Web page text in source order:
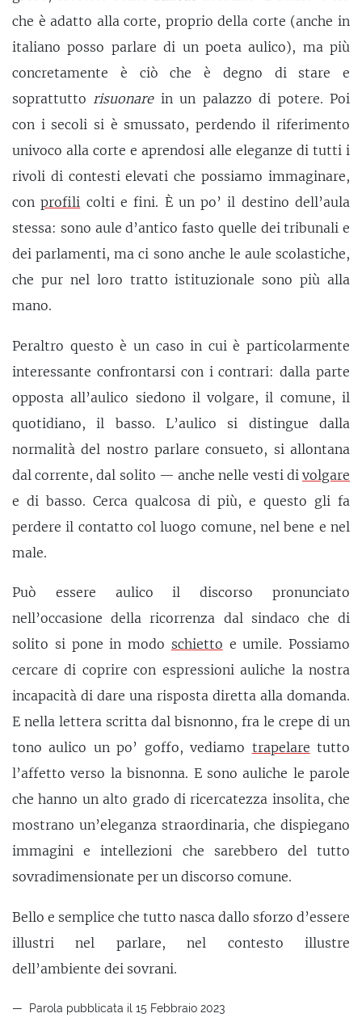
che è adatto alla corte, proprio della corte (anche in
italiano posso parlare di un poeta aulico), ma più
concretamente è ciò che è degno di stare e
soprattutto risuonarein un palazzo di potere. Poi
con i secoli si è smussato, perdendo il riferimento
univoco alla corte e aprendosi alle eleganze di tutti i
rivoli di contesti elevati che possiamo immaginare,
conprofili colti e fini. È un po’ il destino dell’aula
stessa: sono aule d’antico fasto quelle dei tribunali e
dei parlamenti, ma ci sono anche le aule scolastiche,
che pur nel loro tratto istituzionale sono più alla
mano.
Peraltro questo è un caso in cui è particolarmente
interessante confrontarsi con i contrari: dalla parte
opposta all’aulico siedono il volgare, il comune, il
quotidiano, il basso. L’aulico si distingue dalla
normalità del nostro parlare consueto, si allontana
dal corrente, dal solito — anche nelle vesti di volgare
e di basso. Cerca qualcosa di più, e questo gli fa
perdere il contatto col luogo comune, nel bene e nel
male.
Può essere aulico il discorso pronunciato
nell’occasione della ricorrenza dal sindaco che di
solito si pone in modo schietto e umile. Possiamo
cercare di coprire con espressioni auliche la nostra
incapacità di dare una risposta diretta alla domanda.
E nella lettera scritta dal bisnonno, fra le crepe di un
tono aulico un po’ goffo, vediamo trapelare tutto
l’affetto verso la bisnonna. E sono auliche le parole
che hanno un alto grado di ricercatezza insolita, che
mostrano un’eleganza straordinaria, che dispiegano
immagini e intellezioni che sarebbero del tutto
sovradimensionate per un discorso comune.
Bello e semplice che tutto nasca dallo sforzo d’essere
illustri nel parlare, nel contesto illustre
dell’ambiente dei sovrani.
Parola pubblicata il 15 Febbraio 2023